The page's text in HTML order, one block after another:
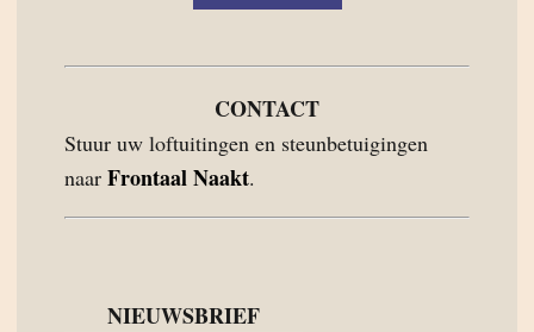
CONTACT
Stuur uw loftuitingen en steunbetuigingen
naar Frontaal Naakt.
NIEUWSBRIEF